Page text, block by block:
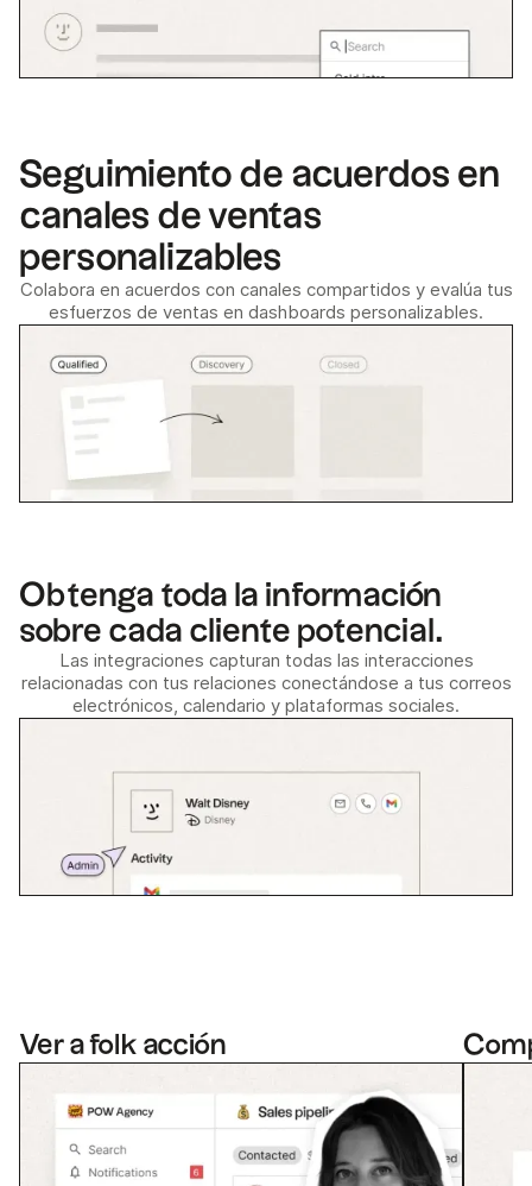
Seguimiento de acuerdos en
canales de ventas
personalizables
Colabora en acuerdos con canales compartidos y evalúa tus
esfuerzos de ventas en dashboards personalizables.
Obtenga toda la información
sobre cada cliente potencial.
Las integraciones capturan todas las interacciones
relacionadas con tus relaciones conectándose a tus correos
electrónicos, calendario y plataformas sociales.
Ver a folk acción